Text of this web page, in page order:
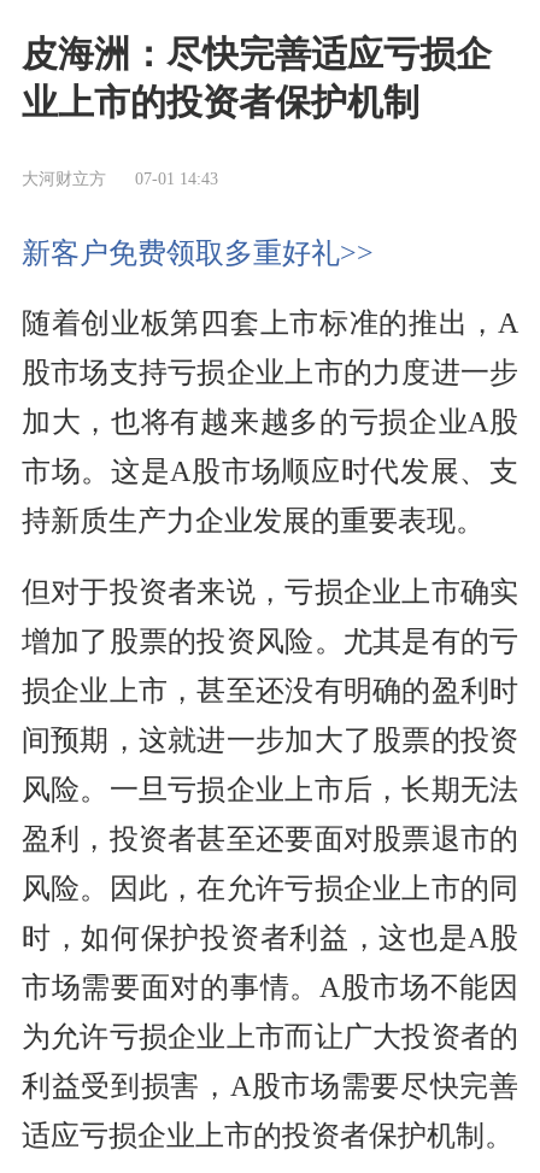
皮海洲：尽快完善适应亏损企
业上市的投资者保护机制
大河财立方 07-01 14:43
新客户免费领取多重好礼>>
随着创业板第四套上市标准的推出，A
股市场支持亏损企业上市的力度进一步
加大，也将有越来越多的亏损企业A股
市场。这是A股市场顺应时代发展、支
持新质生产力企业发展的重要表现。
但对于投资者来说，亏损企业上市确实
增加了股票的投资风险。尤其是有的亏
损企业上市，甚至还没有明确的盈利时
间预期，这就进一步加大了股票的投资
风险。一旦亏损企业上市后，长期无法
盈利，投资者甚至还要面对股票退市的
风险。因此，在允许亏损企业上市的同
时，如何保护投资者利益，这也是A股
市场需要面对的事情。A股市场不能因
为允许亏损企业上市而让广大投资者的
利益受到损害，A股市场需要尽快完善
适应亏损企业上市的投资者保护机制。